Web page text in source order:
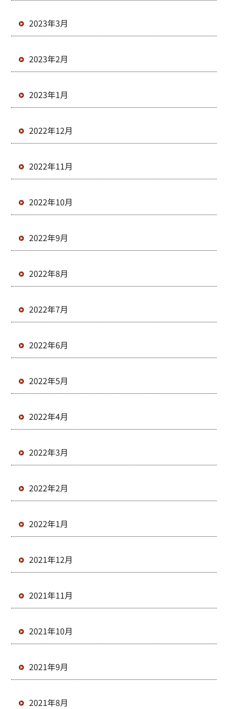
2023年3月
2023年2月
2023年1月
2022年12月
2022年11月
2022年10月
2022年9月
2022年8月
2022年7月
2022年6月
2022年5月
2022年4月
2022年3月
2022年2月
2022年1月
2021年12月
2021年11月
2021年10月
2021年9月
2021年8月